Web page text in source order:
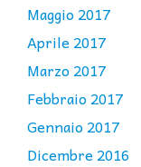
Maggio 2017
Aprile 2017
Marzo 2017
Febbraio 2017
Gennaio 2017
Dicembre 2016